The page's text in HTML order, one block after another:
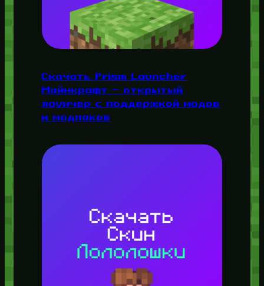
Скачать Prism Launcher
Майнкрафт — открытый
лаунчер с поддержкой модов
и модпаков